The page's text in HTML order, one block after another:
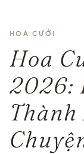
HOA CƯỚI
Hoa
2026: